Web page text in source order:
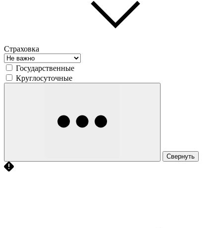
Страховка
Государственные
Круглосуточные
Свернуть